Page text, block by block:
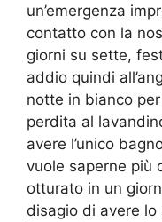
un’emergenza
contatto con la
giorni su sette,
addio quindi
notte in bianco
perdita al
avere l’unico
vuole saperne più
otturato in un
disagio di avere